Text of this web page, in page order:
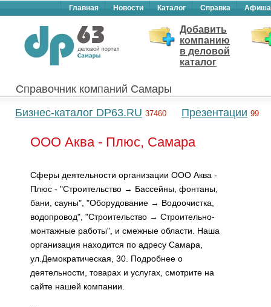
Главная Новости Каталог Справка Афиша
Добавить
компанию
в деловой
каталог
Справочник компаний Самары
Бизнес-каталог DP63.RU 37460 Презентации 99
ООО Аква - Плюс, Самара
Сферы деятельности организации ООО Аква -
Плюс - "Строительство → Бассейны, фонтаны,
бани, сауны", "Оборудование → Водоочистка,
водопровод", "Строительство → Строительно-
монтажные работы", и смежные области. Наша
организация находится по адресу Самара,
ул.Демократическая, 30. Подробнее о
деятельности, товарах и услугах, смотрите на
сайте нашей компании.